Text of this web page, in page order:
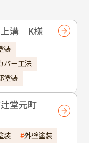
上溝 K様
装
バー工法
塗装
堂元町
装
外壁塗装